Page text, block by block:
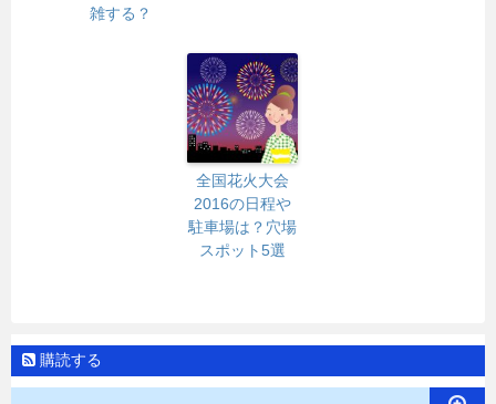
雑する？
全国花火大会
2016の日程や
駐車場は？穴場
スポット5選
購読する